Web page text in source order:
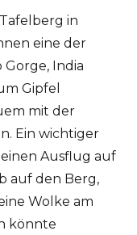
in
eine der
India
Gipfel
mit der
Ein wichtiger
einen Ausflug auf
auf den Berg,
Wolke am
könnte